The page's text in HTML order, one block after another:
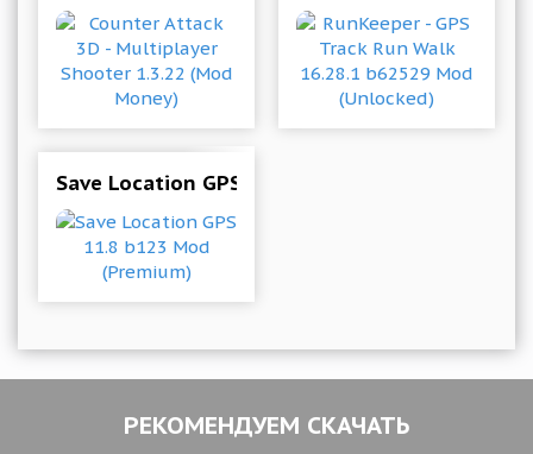
Save Location GPS 11.8 b123 Mod (Premium)
РЕКОМЕНДУЕМ СКАЧАТЬ